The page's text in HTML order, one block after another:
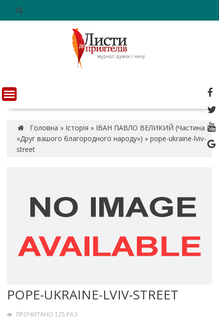
n
t
Головна » Історія » ІВАН ПАВЛО ВЕЛИКИЙ (Частина 2.
«Друг вашого благородного народу») » pope-ukraine-lviv-
street
POPE-UKRAINE-LVIV-STREET
ПРОЧИТАНО 125 РАЗ